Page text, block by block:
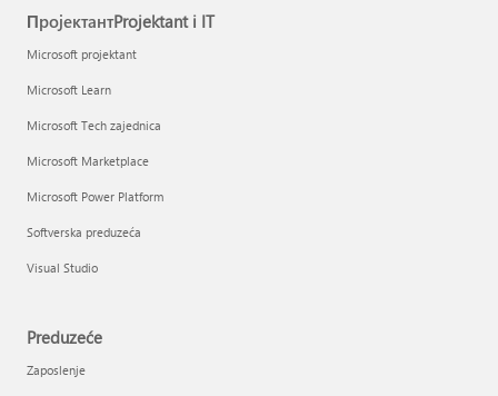
ПројектантProjektant i IT
Microsoft projektant
Microsoft Learn
Microsoft Tech zajednica
Microsoft Marketplace
Microsoft Power Platform
Softverska preduzeća
Visual Studio
Preduzeće
Zaposlenje